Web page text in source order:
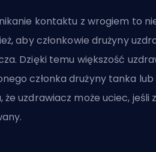
kontaktu z wrogiem to
aby członkowie drużyny
Dzięki temu większość
członka drużyny tanka
że uzdrawiacz może uciec, jeśli